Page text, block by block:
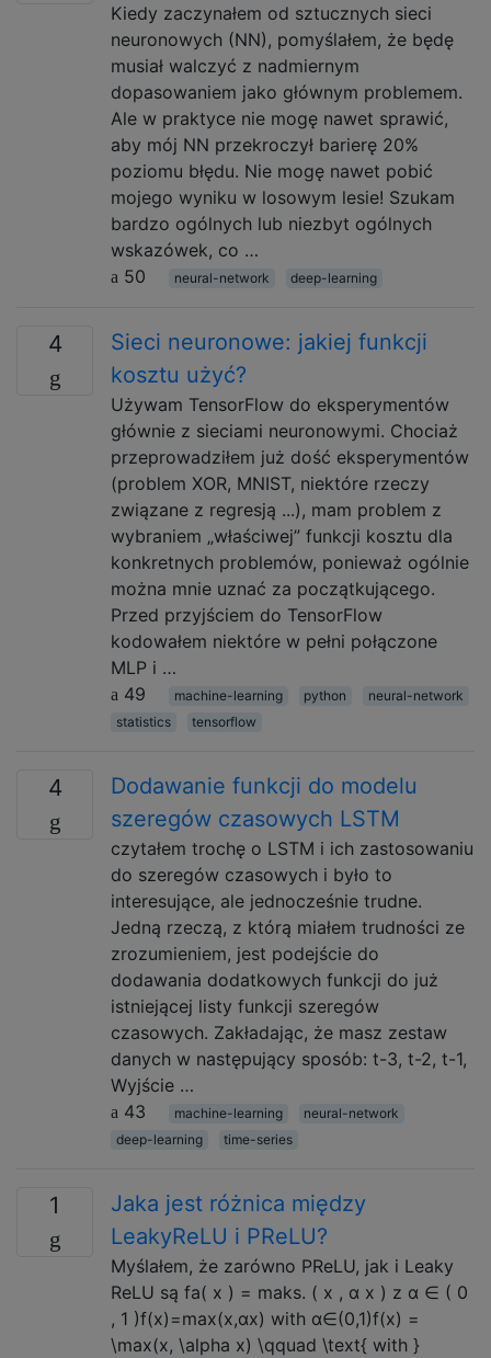
Kiedy zaczynałem od sztucznych sieci
neuronowych (NN), pomyślałem, że będę
musiał walczyć z nadmiernym
dopasowaniem jako głównym problemem.
Ale w praktyce nie mogę nawet sprawić,
aby mój NN przekroczył barierę 20%
poziomu błędu. Nie mogę nawet pobić
mojego wyniku w losowym lesie! Szukam
bardzo ogólnych lub niezbyt ogólnych
wskazówek, co …
50
neural-network deep-learning
4
Sieci neuronowe: jakiej funkcji
kosztu użyć?
Używam TensorFlow do eksperymentów
głównie z sieciami neuronowymi. Chociaż
przeprowadziłem już dość eksperymentów
(problem XOR, MNIST, niektóre rzeczy
związane z regresją ...), mam problem z
wybraniem „właściwej” funkcji kosztu dla
konkretnych problemów, ponieważ ogólnie
można mnie uznać za początkującego.
Przed przyjściem do TensorFlow
kodowałem niektóre w pełni połączone
MLP i …
49
machine-learning python
neural-network
statistics
tensorflow
4
Dodawanie funkcji do modelu
szeregów czasowych LSTM
czytałem trochę o LSTM i ich zastosowaniu
do szeregów czasowych i było to
interesujące, ale jednocześnie trudne.
Jedną rzeczą, z którą miałem trudności ze
zrozumieniem, jest podejście do
dodawania dodatkowych funkcji do już
istniejącej listy funkcji szeregów
czasowych. Zakładając, że masz zestaw
danych w następujący sposób: t-3, t-2, t-1,
Wyjście …
43
machine-learning
neural-network
deep-learning
time-series
1
Jaka jest różnica między
LeakyReLU i PReLU?
Myślałem, że zarówno PReLU, jak i Leaky
ReLU są fa( x ) = maks. ( x , α x ) z α ∈ ( 0
, 1 )f(x)=max(x,αx) with α∈(0,1)f(x) =
\max(x, \alpha x) \qquad \text{ with }